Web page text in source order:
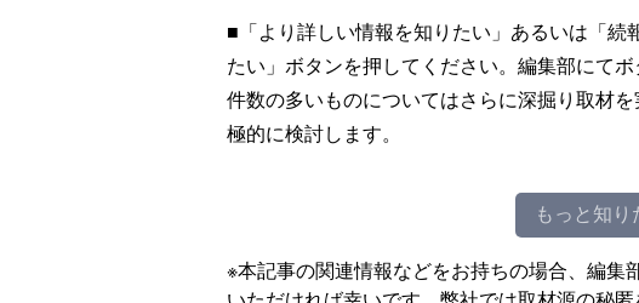
■「より詳しい情報を知りたい」あるいは「続
たい」ボタンを押してください。編集部にて
件数の多いものについてはさらに深掘り取材
極的に検討します。
もっと知り
※本記事の関連情報などをお持ちの場合、編集